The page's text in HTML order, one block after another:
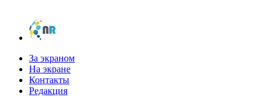
newsroom.su
Новости о новостях
За экраном
На экране
Контакты
Редакция